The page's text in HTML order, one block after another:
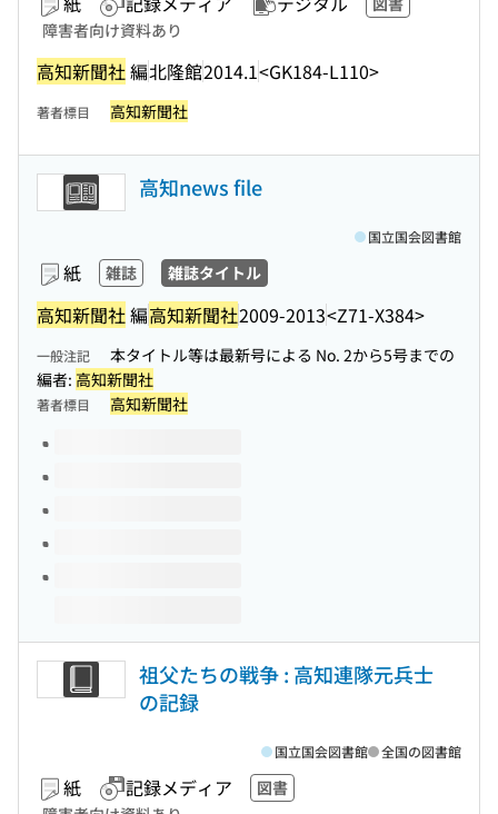
障害者向け資料あり
高知新聞社編北隆館2014.1<GK184-L110>
著者標目 高知新聞社
高知news file
紙 雑誌 雑誌タイトル
高知新聞社編高知新聞社2009-2013<Z71-X384>
国立国会図書館
一般注記
本タイトル等は最新号による No. 2から5号までの
編者: 高知新聞社
著者標目 高知新聞社
このタイトルの巻号
祖父たちの戦争 : 高知連隊元兵士
の記録
紙 記録メディア
図書
国立国会図書館 全国の図書館